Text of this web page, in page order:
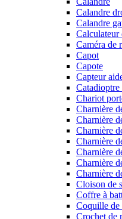
Calandre
Calandre
Calculateur
Caméra de
Capot
Capote
Capteur
Chariot
Charnière
Charnière
Charnière
Charnière
Charnière
Charnière
Charnière
Cloison de
Coffre à
Coquille de
Crochet de